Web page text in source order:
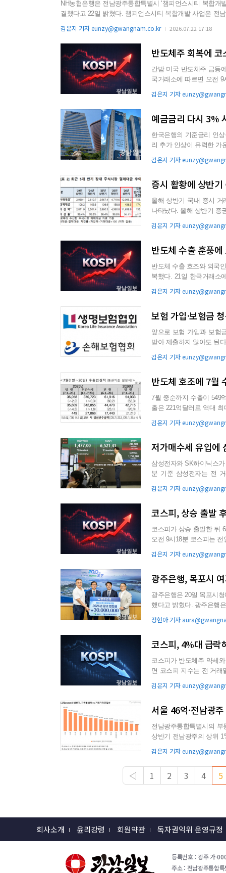
NH농협은행은 전남광주통합특별시 ‘챔피언스시티 복합
결했다고 22일 밝혔다. 챔피언스시티 복합개발 사업은 전남광주통합특별시 북구 임동 전남방직·일신방직 공장부지(29만5234㎡)를
과 함께, 초등학교 및 기반 도로 등 공공인프라시설을 조성
김은지 기자 eunzy@gwangnam.co.kr 2026.07.22 17:18
반도체주 회복에
간밤 미국 반도체주 급등에
국거래소에 따르면 오전 9
김은지 기자
예금금리 다시 3%
한국은행의 기준금리 인상
리 추가 인상이 유력한 가
김은지 기자
증시 활황에 상반
올해 상반기 국내 증시 거
나타났다. 올해 상반기 증권결제대금은
김은지 기자
반도체 수출 훈풍
반도체 수출 호조와 외국
복했다. 21일 한국거래소에 따르면 코스피는 전 거래일보다 231.68p(3.56%) 오른 6747.95에 거래
김은지 기자
보험 가입·보험금
앞으로 보험 가입과 보험
받아 제출하지 않아도 된다. 생명보험협회와 손해보험협회, 한국신용정보원은 21일 공공 마
김은지 기자
반도체 호조에 7월
7월 중순까지 수출이 549
출은 221억달러로 역대 최대치를 보였다. 21일 관세청의 ‘7월
김은지 기자
저가매수세 유입에
삼성전자와 SK하이닉스가 3거
분 기준 삼성전자는 전 거
김은지 기자
코스피, 상승 출발
코스피가 상승 출발한 뒤 6500선
오전 9시18분 코스피는
김은지 기자
광주은행, 목포시
광주은행은 20일 목포시
했다고 밝혔다. 광주은행은 지난해 10월 목포시와 광고협찬계약을 체결하고, 올해부터 3년간 3000
정현아 기자
코스피, 4%대 급
코스피가 반도체주 약세와 기관의
면 코스피 지수는 전 거래
김은지 기자
서울 46억·전남광
전남광주통합특별시의
상반기 전남광주의 상위
김은지 기자
◁ 1 2 3 4 5
회사소개 윤리강령 회원약관 독자권익위 운영규정
등록번호 : 광주 가-
주소 : 전남광주통합